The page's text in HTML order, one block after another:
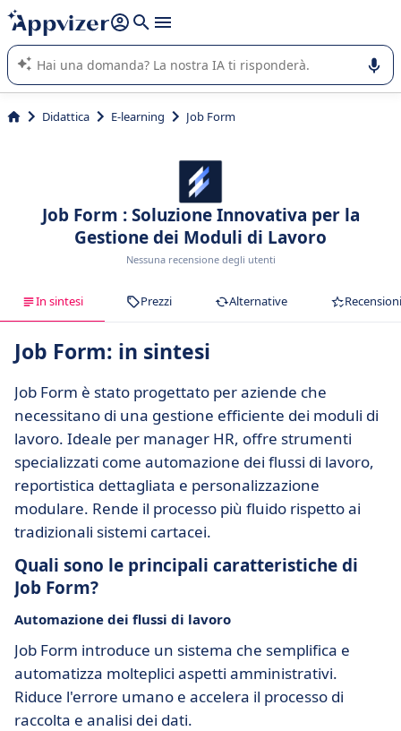
righe con
shift + enter
L'IA di Appvizer vi guida nell'utilizzo o nella scelta di un
software SaaS per la vostra azienda.
Didattica E-learning Job Form
Job Form : Soluzione Innovativa per la
Gestione dei Moduli di Lavoro
Nessuna recensione degli utenti
In sintesi Prezzi Alternative Recensioni
Job Form: in sintesi
Job Form è stato progettato per aziende che
necessitano di una gestione efficiente dei moduli di
lavoro. Ideale per manager HR, offre strumenti
specializzati come automazione dei flussi di lavoro,
reportistica dettagliata e personalizzazione
modulare. Rende il processo più fluido rispetto ai
tradizionali sistemi cartacei.
Quali sono le principali caratteristiche di
Job Form?
Automazione dei flussi di lavoro
Job Form introduce un sistema che semplifica e
automatizza molteplici aspetti amministrativi.
Riduce l'errore umano e accelera il processo di
raccolta e analisi dei dati.